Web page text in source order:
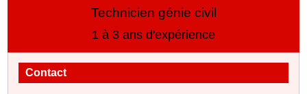
Technicien génie civil
1 à 3 ans d'expérience
Contact